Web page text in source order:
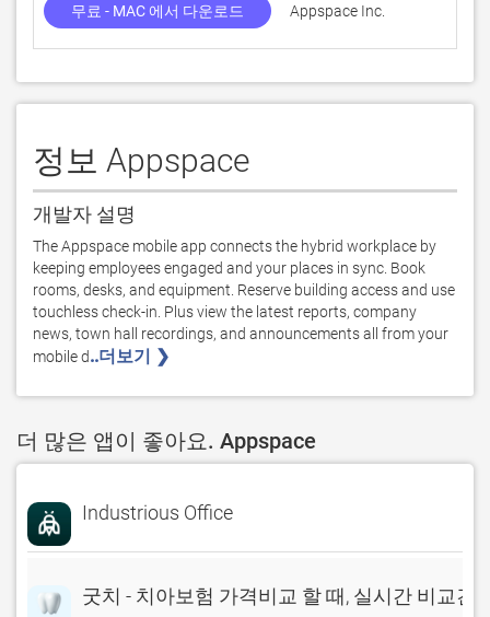
무료 - MAC 에서 다운로드 Appspace Inc.
정보 Appspace
개발자 설명
The Appspace mobile app connects the hybrid workplace by
keeping employees engaged and your places in sync. Book
rooms, desks, and equipment. Reserve building access and use
touchless check-in. Plus view the latest reports, company
news, town hall recordings, and announcements all from your
mobile d..더보기 ❯
더 많은 앱이 좋아요. Appspace
Industrious Office
굿치 - 치아보험 가격비교 할 때, 실시간 비교견